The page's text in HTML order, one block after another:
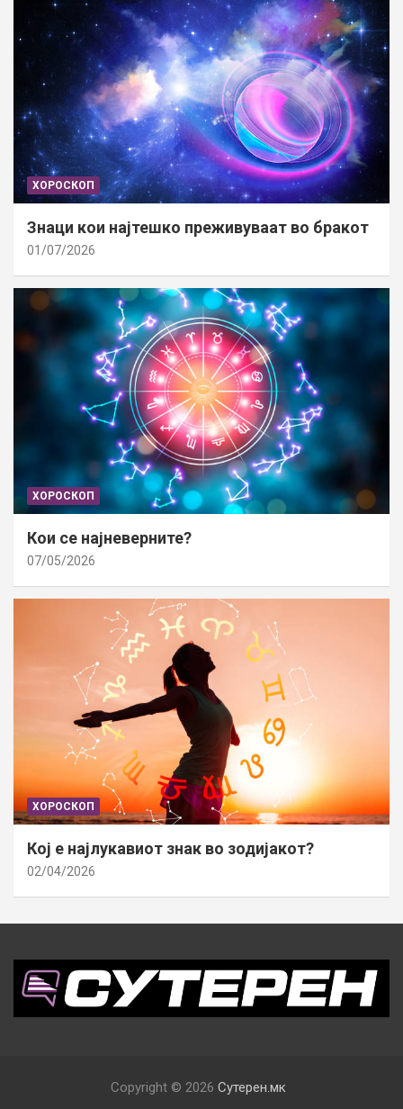
ХОРОСКОП
Знаци кои најтешко преживуваат во бракот
01/07/2026
ХОРОСКОП
Кои се најневерните?
07/05/2026
ХОРОСКОП
Кој е најлукавиот знак во зодијакот?
02/04/2026
Copyright © 2026 Сутерен.мк